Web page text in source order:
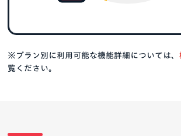
※プラン別に利用可能な機能詳細については、
覧ください。